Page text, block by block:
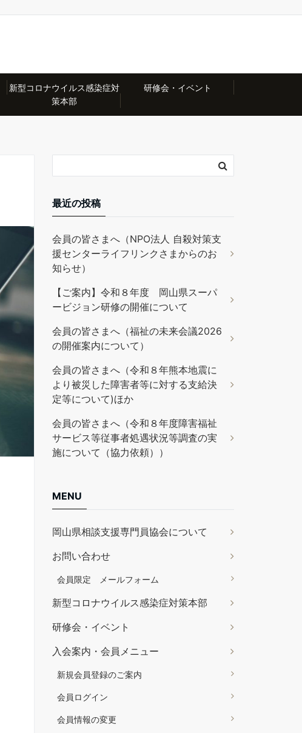
新型コロナウイルス感染症対
策本部
研修会・イベント
最近の投稿
会員の皆さまへ（NPO法人 自殺対策支
援センターライフリンクさまからのお
知らせ）
【ご案内】令和８年度 岡山県スーパ
ービジョン研修の開催について
会員の皆さまへ（福祉の未来会議2026
の開催案内について）
会員の皆さまへ（令和８年熊本地震に
より被災した障害者等に対する支給決
定等について)ほか
会員の皆さまへ（令和８年度障害福祉
サービス等従事者処遇状況等調査の実
施について（協力依頼））
MENU
岡山県相談支援専門員協会について
お問い合わせ
会員限定 メールフォーム
新型コロナウイルス感染症対策本部
研修会・イベント
入会案内・会員メニュー
新規会員登録のご案内
会員ログイン
会員情報の変更